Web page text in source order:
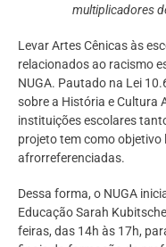
multiplicadores
Levar Artes Cênicas às
relacionados ao racismo
NUGA. Pautado na Lei
sobre a História e Cultura
instituições escolares
projeto tem como
afrorreferenciadas.
Dessa forma, o NUGA
Educação Sarah
feiras, das 14h às 17h,